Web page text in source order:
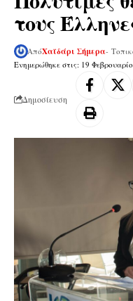
τους
Ενημερώθηκε στις: 19
ΑπόΧαϊδάρι Σήμερα-
Δημοσίευση